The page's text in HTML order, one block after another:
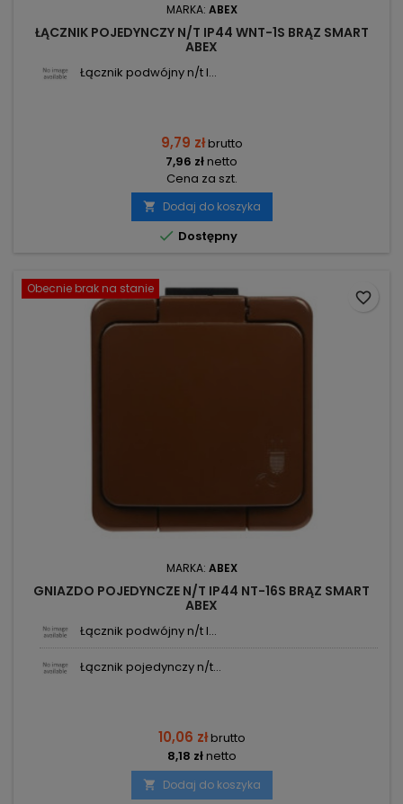
MARKA: ABEX
ŁĄCZNIK POJEDYNCZY N/T IP44 WNT-1S BRĄZ SMART
ABEX
Łącznik podwójny n/t I...
9,79 złbrutto
7,96 złnetto
Cena za szt.
 Dodaj do koszyka
 Dostępny
Obecnie brak na stanie
MARKA: ABEX
GNIAZDO POJEDYNCZE N/T IP44 NT-16S BRĄZ SMART
ABEX
Łącznik podwójny n/t I...
Łącznik pojedynczy n/t...
10,06 złbrutto
8,18 złnetto
 Dodaj do koszyka
favorite_border